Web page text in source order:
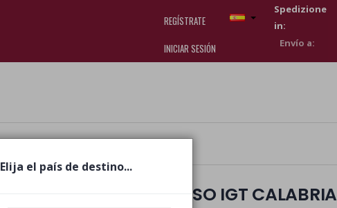
REGÍSTRATE
INICIAR SESIÓN
Spedizione
in:
replica watches.
DUALE ROSSO IGT CALABRIA
Elija el país de destino...